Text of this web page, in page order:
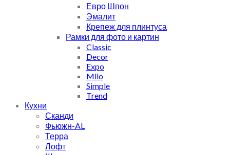
Евро Шпон
Эмалит
Крепеж для плинтуса
Рамки для фото и картин
Classic
Decor
Expo
Milo
Simple
Trend
Кухни
Сканди
Фьюжн-AL
Терра
Лофт